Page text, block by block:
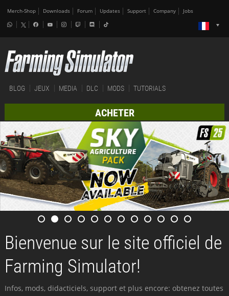
Merch-Shop Downloads Forum Updates Support Company Jobs
BLOG JEUX MEDIA DLC MODS TUTORIALS
ACHETER
Bienvenue sur le site officiel de
Farming Simulator!
Infos, mods, didacticiels, support et plus encore: obtenez toutes